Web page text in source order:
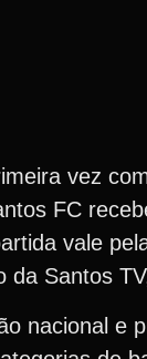
vez
FC
vale
Santos
nacional e